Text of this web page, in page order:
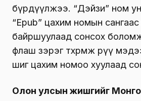
бүрдүүлжээ. “Дэйзи” ном
“Epub” цахим номын
байршуулаад сонсох
флаш зэрэг төхөөрөмж рүү
шиг цахим номоо хуулаад
Олон улсын жишгийг